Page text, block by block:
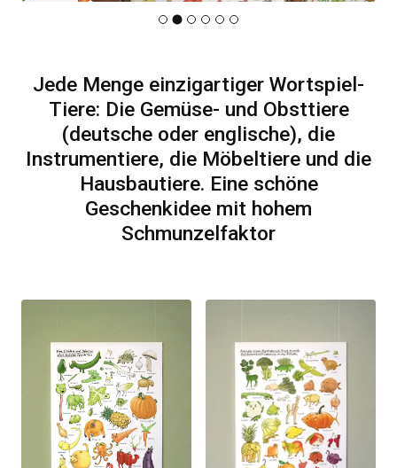
Jede Menge einzigartiger Wortspiel-
Tiere: Die Gemüse- und Obsttiere
(deutsche oder englische), die
Instrumentiere, die Möbeltiere und die
Hausbautiere. Eine schöne
Geschenkidee mit hohem
Schmunzelfaktor